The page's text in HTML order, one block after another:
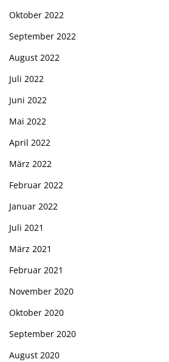
Oktober 2022
September 2022
August 2022
Juli 2022
Juni 2022
Mai 2022
April 2022
März 2022
Februar 2022
Januar 2022
Juli 2021
März 2021
Februar 2021
November 2020
Oktober 2020
September 2020
August 2020